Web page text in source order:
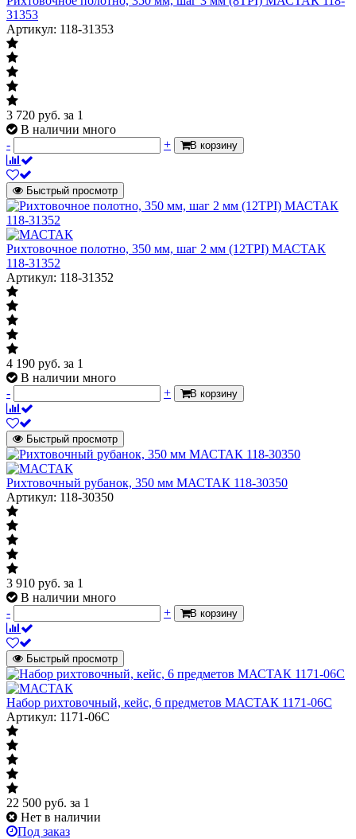
31353
Артикул: 118-31353
3 720 руб. за 1
В наличии много
-
+ В корзину
Быстрый просмотр
Рихтовочное полотно, 350 мм, шаг 2 мм (12TPI) МАСТАК
118-31352
Артикул: 118-31352
4 190 руб. за 1
В наличии много
-
+ В корзину
Быстрый просмотр
Рихтовочный рубанок, 350 мм МАСТАК 118-30350
Артикул: 118-30350
3 910 руб. за 1
В наличии много
-
+ В корзину
Быстрый просмотр
Набор рихтовочный, кейc, 6 предметов МАСТАК 1171-06C
Артикул: 1171-06C
22 500 руб. за 1
Нет в наличии
Под заказ